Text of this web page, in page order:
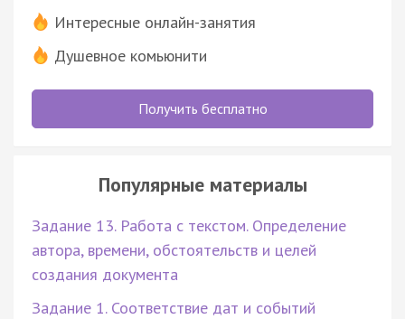
Интересные онлайн-занятия
Душевное комьюнити
Получить бесплатно
Популярные материалы
Задание 13. Работа с текстом. Определение
автора, времени, обстоятельств и целей
создания документа
Задание 1. Соответствие дат и событий